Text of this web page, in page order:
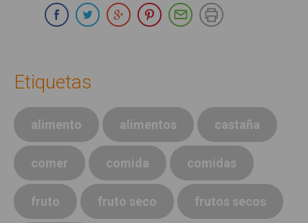
Compartir en Whatsapp
Compartir en Facebook
Compartir en Twitter
Compartir en Google Plus
Compartir en Pinterest
Compartir por E-
Etiquetas
alimento alimentos castaña
comer comida comidas
fruto fruto seco frutos secos